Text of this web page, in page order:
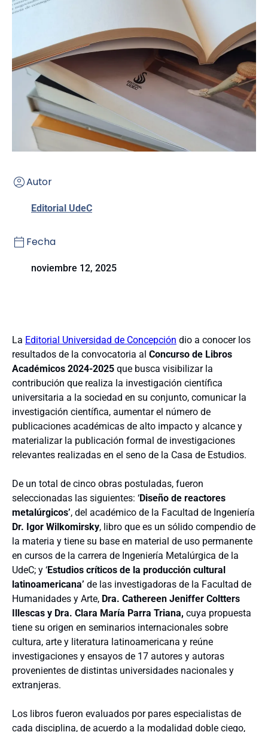
Autor
Editorial UdeC
Fecha
noviembre 12, 2025
La Editorial Universidad de Concepción dio a conocer los
resultados de la convocatoria al Concurso de Libros
Académicos 2024-2025 que busca visibilizar la
contribución que realiza la investigación científica
universitaria a la sociedad en su conjunto, comunicar la
investigación científica, aumentar el número de
publicaciones académicas de alto impacto y alcance y
materializar la publicación formal de investigaciones
relevantes realizadas en el seno de la Casa de Estudios.
De un total de cinco obras postuladas, fueron
seleccionadas las siguientes: ‘Diseño de reactores
metalúrgicos’, del académico de la Facultad de Ingeniería
Dr. Igor Wilkomirsky, libro que es un sólido compendio de
la materia y tiene su base en material de uso permanente
en cursos de la carrera de Ingeniería Metalúrgica de la
UdeC; y ‘Estudios críticos de la producción cultural
latinoamericana’ de las investigadoras de la Facultad de
Humanidades y Arte, Dra. Cathereen Jeniffer Coltters
Illescas y Dra. Clara María Parra Triana, cuya propuesta
tiene su origen en seminarios internacionales sobre
cultura, arte y literatura latinoamericana y reúne
investigaciones y ensayos de 17 autores y autoras
provenientes de distintas universidades nacionales y
extranjeras.
Los libros fueron evaluados por pares especialistas de
cada disciplina, de acuerdo a la modalidad doble ciego,